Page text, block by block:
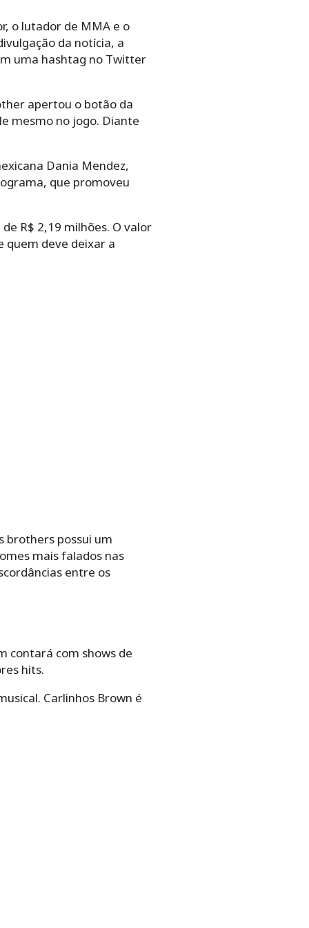
o lutador de MMA e o
da notícia, a
uma hashtag no Twitter
apertou o botão da
mesmo no jogo. Diante
Dania Mendez,
que promoveu
R$ 2,19 milhões. O valor
quem deve deixar a
brothers possui um
mais falados nas
entre os
contará com shows de
hits.
Carlinhos Brown é